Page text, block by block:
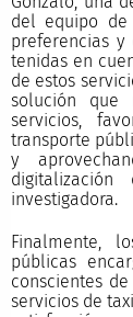
del equipo de
preferencias y
tenidas en
de estos
solución
servicios,
transporte
y
investigadora.
Finalmente,
públicas
conscientes
servicios de